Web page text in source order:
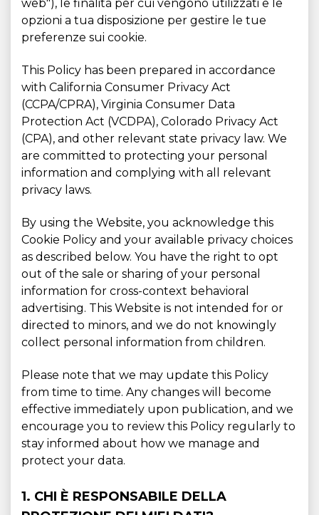
web"), le finalità per cui vengono utilizzati e le
opzioni a tua disposizione per gestire le tue
preferenze sui cookie.
This Policy has been prepared in accordance
with California Consumer Privacy Act
(CCPA/CPRA), Virginia Consumer Data
Protection Act (VCDPA), Colorado Privacy Act
(CPA), and other relevant state privacy law. We
are committed to protecting your personal
information and complying with all relevant
privacy laws.
By using the Website, you acknowledge this
Cookie Policy and your available privacy choices
as described below. You have the right to opt
out of the sale or sharing of your personal
information for cross-context behavioral
advertising. This Website is not intended for or
directed to minors, and we do not knowingly
collect personal information from children.
Please note that we may update this Policy
from time to time. Any changes will become
effective immediately upon publication, and we
encourage you to review this Policy regularly to
stay informed about how we manage and
protect your data.
1. CHI È RESPONSABILE DELLA